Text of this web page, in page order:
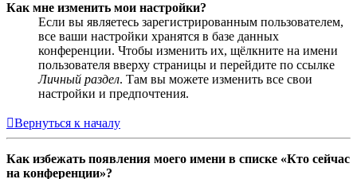
Как мне изменить мои настройки?
Если вы являетесь зарегистрированным пользователем,
все ваши настройки хранятся в базе данных
конференции. Чтобы изменить их, щёлкните на имени
пользователя вверху страницы и перейдите по ссылке
Личный раздел. Там вы можете изменить все свои
настройки и предпочтения.
Вернуться к началу
Как избежать появления моего имени в списке «Кто сейчас
на конференции»?